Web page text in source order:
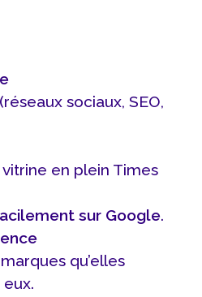
sociaux, SEO,
en plein Times
sur Google.
qu’elles